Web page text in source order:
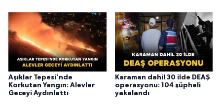
Aşıklar Tepesi'nde
Korkutan Yangın: Alevler
Geceyi Aydınlattı
Karaman dahil 30 ilde DEAŞ
operasyonu: 104 şüpheli
yakalandı